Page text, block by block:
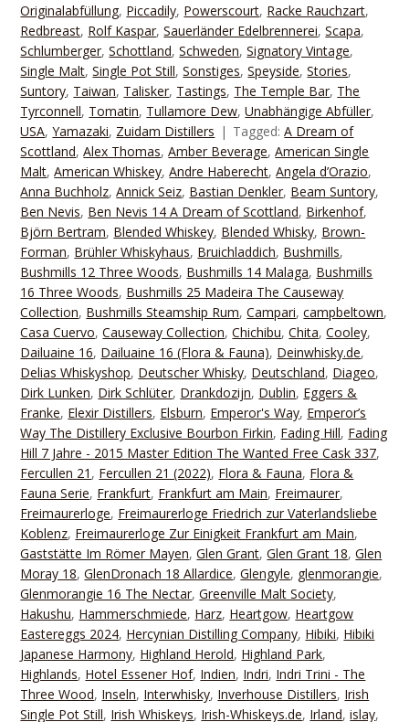
Originalabfüllung, Piccadily, Powerscourt, Racke Rauchzart,
Redbreast, Rolf Kaspar,Sauerländer Edelbrennerei,Scapa,
Schlumberger,Schottland,Schweden,Signatory Vintage,
Single Malt,Single Pot Still,Sonstiges,Speyside,Stories,
Suntory, Taiwan, Talisker, Tastings, The Temple Bar, The
Tyrconnell, Tomatin, Tullamore Dew,Unabhängige Abfüller,
USA,Yamazaki, Zuidam Distillers Tagged:A Dream of
Scottland,Alex Thomas,Amber Beverage,American Single
Malt,American Whiskey,Andre Haberecht,Angela d’Orazio,
Anna Buchholz,Annick Seiz, Bastian Denkler, Beam Suntory,
Ben Nevis, Ben Nevis 14 A Dream of Scottland, Birkenhof,
Björn Bertram, Blended Whiskey, Blended Whisky, Brown-
Forman, Brühler Whiskyhaus, Bruichladdich, Bushmills,
Bushmills 12 Three Woods, Bushmills 14 Malaga, Bushmills
16 Three Woods, Bushmills 25 Madeira The Causeway
Collection, Bushmills Steamship Rum,Campari,campbeltown,
Casa Cuervo,Causeway Collection,Chichibu,Chita,Cooley,
Dailuaine 16, Dailuaine 16 (Flora & Fauna), Deinwhisky.de,
Delias Whiskyshop, Deutscher Whisky, Deutschland, Diageo,
Dirk Lunken, Dirk Schlüter, Drankdozijn, Dublin, Eggers &
Franke, Elexir Distillers, Elsburn, Emperor's Way, Emperor’s
Way The Distillery Exclusive Bourbon Firkin, Fading Hill, Fading
Hill 7 Jahre - 2015 Master Edition The Wanted Free Cask 337,
Fercullen 21 , Fercullen 21 (2022), Flora & Fauna, Flora &
Fauna Serie, Frankfurt, Frankfurt am Main, Freimaurer,
Freimaurerloge, Freimaurerloge Friedrich zur Vaterlandsliebe
Koblenz, Freimaurerloge Zur Einigkeit Frankfurt am Main,
Gaststätte Im Römer Mayen,Glen Grant,Glen Grant 18,Glen
Moray 18,GlenDronach 18 Allardice,Glengyle, glenmorangie,
Glenmorangie 16 The Nectar,Greenville Malt Society,
Hakushu, Hammerschmiede, Harz, Heartgow, Heartgow
Eastereggs 2024, Hercynian Distilling Company, Hibiki, Hibiki
Japanese Harmony, Highland Herold, Highland Park,
Highlands, Hotel Essener Hof, Indien, Indri, Indri Trini - The
Three Wood, Inseln, Interwhisky, Inverhouse Distillers, Irish
Single Pot Still, Irish Whiskeys, Irish-Whiskeys.de, Irland,islay,